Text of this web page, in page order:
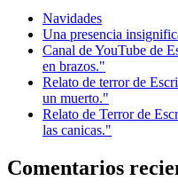
Navidades
Una presencia
Canal de YouTube de
en brazos."
Relato de terror de
un muerto."
Relato de Terror de
las canicas."
Comentarios